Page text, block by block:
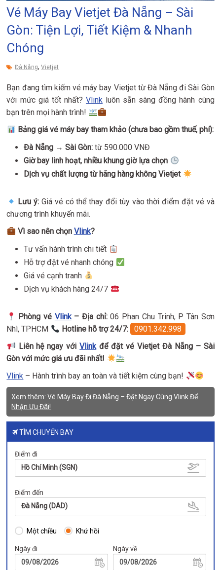
Vé Máy Bay Vietjet Đà Nẵng – Sài
Gòn: Tiện Lợi, Tiết Kiệm & Nhanh
Chóng
Đà Nẵng,Vietjet
Bạn đang tìm kiếm vé máy bay Vietjet từ Đà Nẵng đi Sài Gòn
với mức giá tốt nhất? Vlinkluôn sẵn sàng đồng hành cùng
bạn trên mọi hành trình!
Bảng giá vé máy bay tham khảo (chưa bao gồm thuế, phí):
Đà Nẵng → Sài Gòn: từ 590.000 VNĐ
Giờ bay linh hoạt, nhiều khung giờ lựa chọn
Dịch vụ chất lượng từ hãng hàng không Vietjet
Lưu ý: Giá vé có thể thay đổi tùy vào thời điểm đặt vé và
chương trình khuyến mãi.
Vì sao nên chọn Vlink?
Tư vấn hành trình chi tiết
Hỗ trợ đặt vé nhanh chóng
Giá vé cạnh tranh
Dịch vụ khách hàng 24/7
Phòng vé Vlink– Địa chỉ:06 Phan Chu Trinh, P Tân Sơn
Nhì, TPHCM
Hotline hỗ trợ 24/7:
0901.342.998
Liên hệ ngay vớiVlinkđể đặt vé Vietjet Đà Nẵng – Sài
Gòn với mức giá ưu đãi nhất!
Vlink – Hành trình bay an toàn và tiết kiệm cùng bạn!
Xem thêm:Vé Máy Bay Đi Đà Nẵng – Đặt Ngay Cùng Vlink Để
Nhận Ưu Đãi!
TÌM CHUYẾN BAY
Điểm đi
Hồ Chí Minh (SGN)
Điểm đến
Đà Nẵng (DAD)
Một chiều Khứ hồi
Ngày đi Ngày về